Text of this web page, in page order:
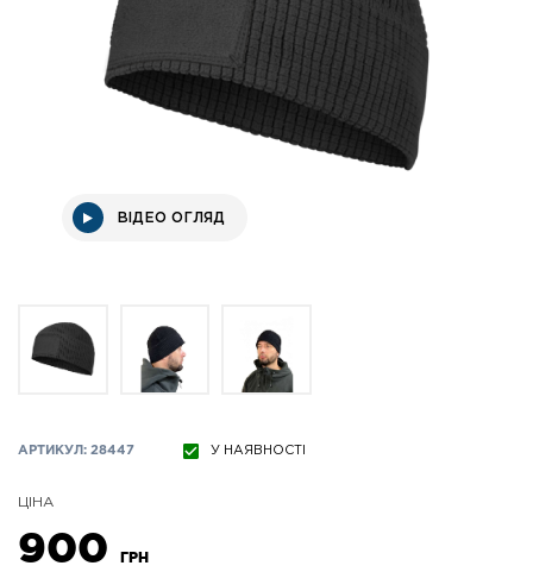
ВІДЕО ОГЛЯД
АРТИКУЛ: 28447 У НАЯВНОСТІ
ЦІНА
900 ГРН